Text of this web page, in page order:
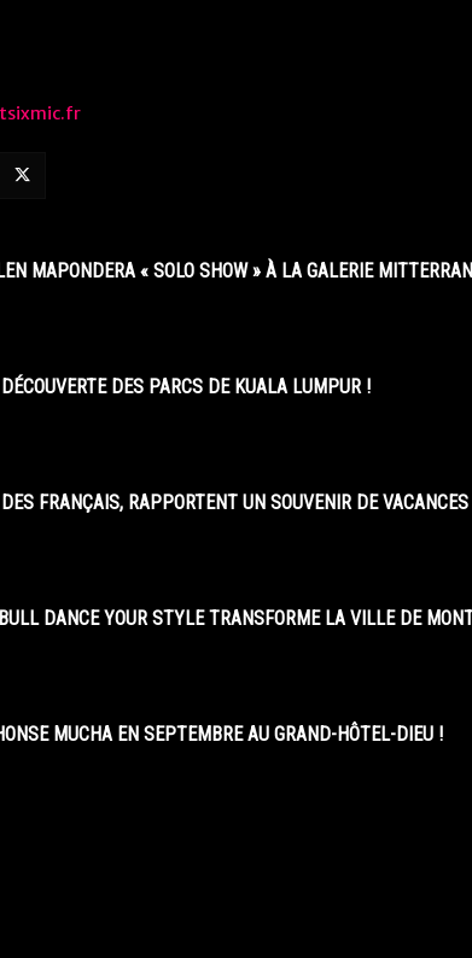
MAPONDERA « SOLO SHOW » À LA GALERIE
DES PARCS DE KUALA LUMPUR !
FRANÇAIS, RAPPORTENT UN SOUVENIR DE
DANCE YOUR STYLE TRANSFORME LA VILLE DE
MUCHA EN SEPTEMBRE AU GRAND-HÔTEL-DIEU !